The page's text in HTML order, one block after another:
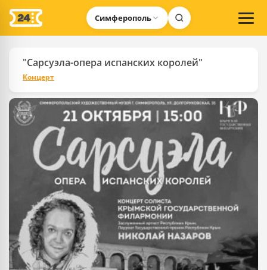
Симферополь
"Сарсуэла-опера испанских королей"
Концерт